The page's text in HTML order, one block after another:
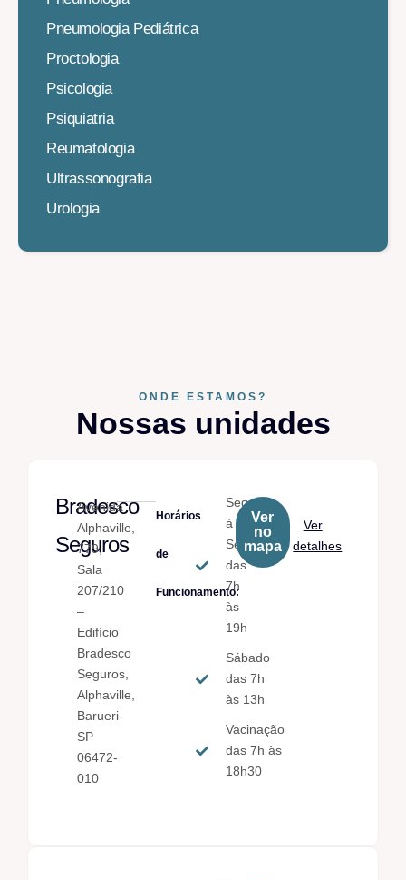
Pneumologia Pediátrica
Proctologia
Psicologia
Psiquiatria
Reumatologia
Ultrassonografia
Urologia
ONDE ESTAMOS?
Nossas unidades
Bradesco
Seguros
Avenida
Alphaville,
779,
Sala
207/210
–
Edifício
Bradesco
Seguros,
Alphaville,
Barueri-
SP
06472-
010
Horários
de
Funcionamento:
Seg.
à
Sex.
das
7h
às
19h
Sábado
das 7h
às 13h
Vacinação
das 7h às
18h30
Ver
no
mapa
Ver
detalhes